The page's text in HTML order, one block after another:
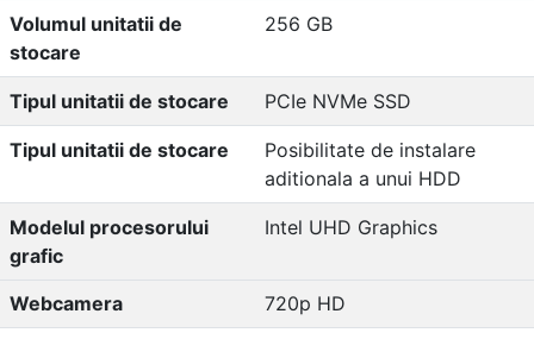
Volumul unitatii de
stocare
256 GB
Tipul unitatii de stocare PCIe NVMe SSD
Tipul unitatii de stocare
Posibilitate de instalare
aditionala a unui HDD
Modelul procesorului
grafic
Intel UHD Graphics
Webcamera 720p HD